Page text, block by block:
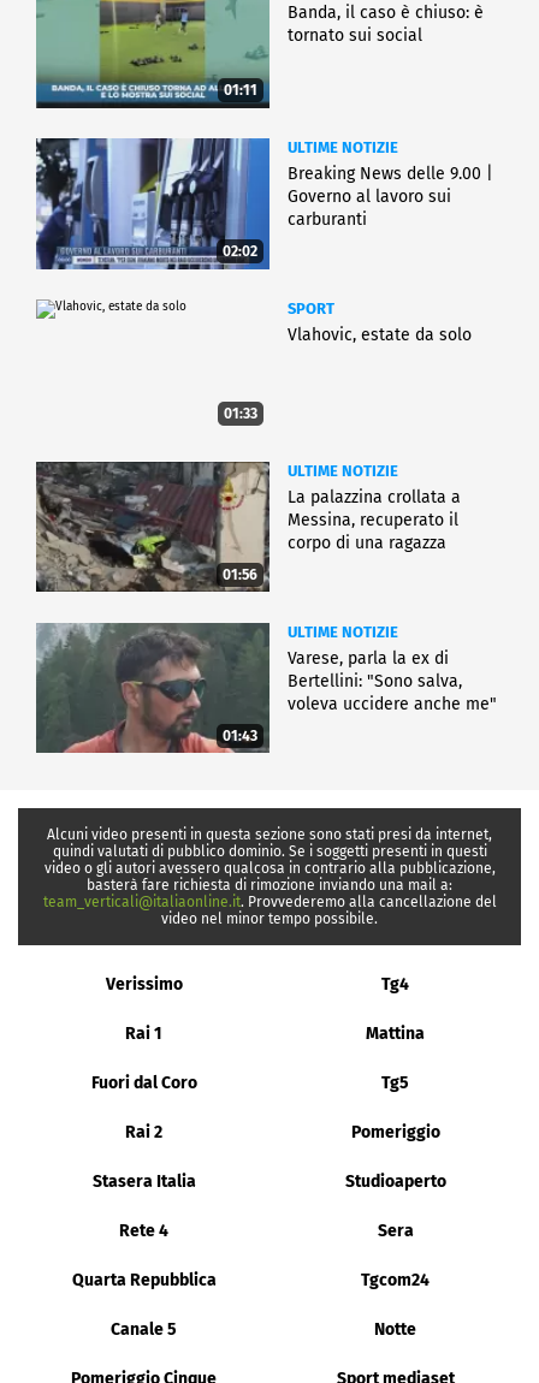
01:11
Banda, il caso è chiuso: è
tornato sui social
02:02
ULTIME NOTIZIE
Breaking News delle 9.00 |
Governo al lavoro sui
carburanti
01:33
SPORT
Vlahovic, estate da solo
01:56
ULTIME NOTIZIE
La palazzina crollata a
Messina, recuperato il
corpo di una ragazza
01:43
ULTIME NOTIZIE
Varese, parla la ex di
Bertellini: "Sono salva,
voleva uccidere anche me"
Alcuni video presenti in questa sezione sono stati presi da internet,
quindi valutati di pubblico dominio. Se i soggetti presenti in questi
video o gli autori avessero qualcosa in contrario alla pubblicazione,
basterà fare richiesta di rimozione inviando una mail a:
team_verticali@italiaonline.it. Provvederemo alla cancellazione del
video nel minor tempo possibile.
Verissimo Tg4
Rai 1 Mattina
Fuori dal Coro Tg5
Rai 2 Pomeriggio
Stasera Italia Studioaperto
Rete 4 Sera
Quarta Repubblica Tgcom24
Canale 5 Notte
Pomeriggio Cinque Sport mediaset